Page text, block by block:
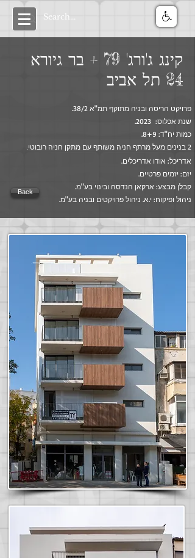
קינג ג'ורג' 79 + בר גיורא
24 תל אביב
פרויקט הריסה ובניה מתוקף תמ"א 38/2.
שנת אכלוס: 2023.
כמות יח"ד: 8+9.
2 בנינים מעל מרתף חניה משותף עם מ
תקן חניה רובוטי.
אדריכל: אודו אדריכלים.
יזם: יזמים פרטיים.
קבלן מבצע: ארקאן הנדסה ובינוי בע"מ.
ניהול ופיקוח: י.א. ניהול פרויקטים ובניה בע"מ.
Back